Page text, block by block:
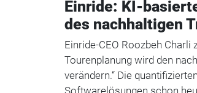
Einride: KI-
des nachhaltigen
Einride-CEO Roozbeh Charli
Tourenplanung wird den
verändern.“ Die
Softwarelösungen schon